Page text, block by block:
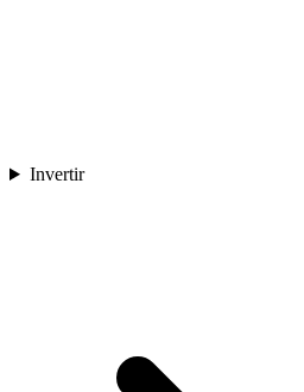
Invertir